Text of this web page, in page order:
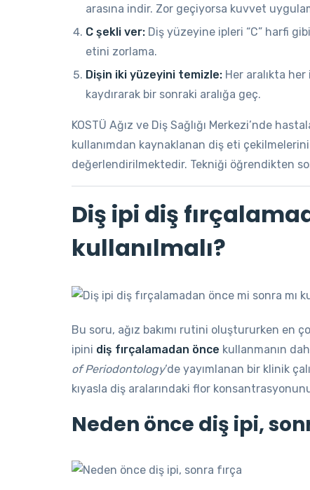
arasına indir. Zor geçiyorsa kuvvet
C şekli ver: Diş yüzeyine ipleri “C” harfi
etini zorlama.
Dişin iki yüzeyini temizle: Her aralıkta
kaydırarak bir sonraki aralığa geç.
KOSTÜ Ağız ve Diş Sağlığı Merkezi’nde
kullanımdan kaynaklanan diş eti
değerlendirilmektedir. Tekniği öğrendikten
Diş ipi diş
kullanılmalı?
Bu soru, ağız bakımı rutini oluştururken en
ipini diş fırçalamadan önce kullanmanın
of Periodontology‘de yayımlanan bir klinik
kıyasla diş aralarındaki flor
Neden önce diş ipi,